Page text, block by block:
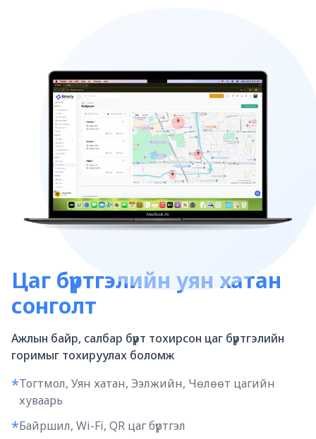
Цаг бүртгэлийн уян хатан
сонголт
Ажлын байр, салбар бүрт тохирсон цаг бүртгэлийн
горимыг тохируулах боломж
*Тогтмол, Уян хатан, Ээлжийн, Чөлөөт цагийн
хуваарь
*Байршил, Wi-Fi, QR цаг бүртгэл